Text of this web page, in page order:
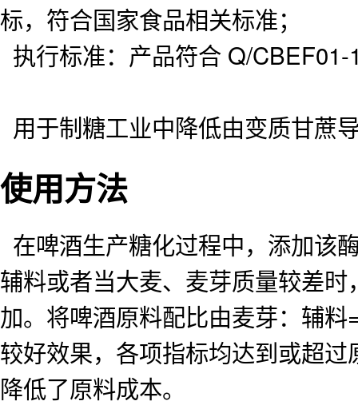
标，符合国家食品相关标准；
执行标准：产品符合 Q/CBEF01-
用于制糖工业中降低由变质甘蔗
使用方法
在啤酒生产糖化过程中，添加该
辅料或者当大麦、麦芽质量较差
加。将啤酒原料配比由麦芽：辅
较好效果，各项指标均达到或超
降低了原料成本。